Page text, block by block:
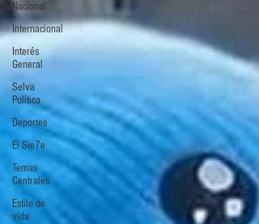
Nacional
Internacional
Interés
General
Selva
Política
Deportes
El Sie7e
Temas
Centrales
Estilo de
vida